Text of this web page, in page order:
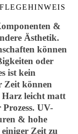
&
Ästhetik.
können
oder
ist kein
Zeit können
leicht matt
UV-
& hohe
Zeit zu